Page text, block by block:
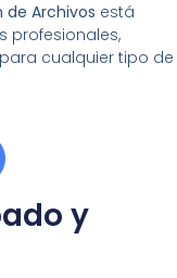
de Archivos está
profesionales,
cualquier tipo de
y